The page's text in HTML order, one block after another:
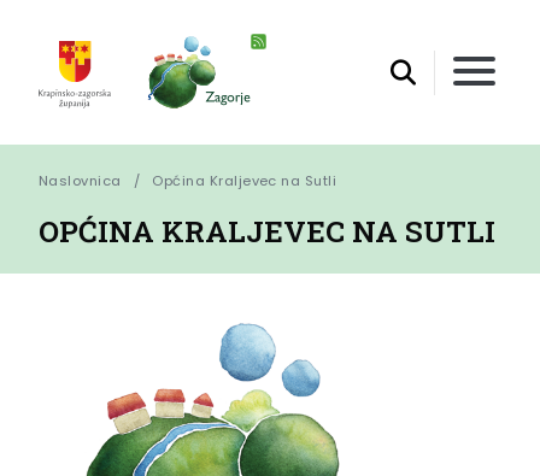
Naslovnica Općina Kraljevec na Sutli
OPĆINA KRALJEVEC NA SUTLI